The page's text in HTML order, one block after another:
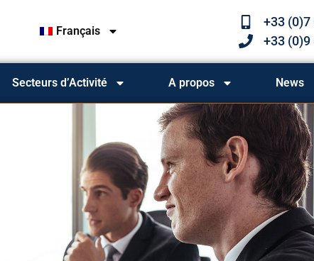
Français
+33 (0)7
+33 (0)9
Secteurs d’Activité A propos News